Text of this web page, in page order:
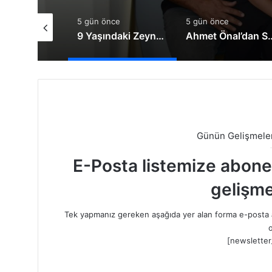
5 gün önce
9 Yaşındaki Zeynep Yaşama Tutunmak İçin Destek Bekliyor
5 gün önce
Ahmet
Günün
E-Posta listemize
Tek yapmanız gereken aşağıda yer alan forma e-